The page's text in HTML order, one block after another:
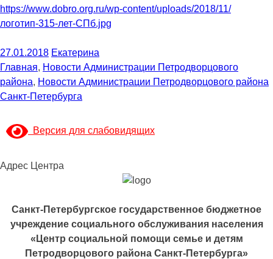
https://www.dobro.org.ru/wp-content/uploads/2018/11/
логотип-315-лет-СПб.jpg
27.01.2018 Екатерина
Главная, Новости Администрации Петродворцового
района, Новости Администрации Петродворцового района
Санкт-Петербурга
Версия для слабовидящих
Адрес Центра
Санкт-Петербургское государственное бюджетное
учреждение социального обслуживания населения
«Центр социальной помощи семье и детям
Петродворцового района Санкт-Петербурга»